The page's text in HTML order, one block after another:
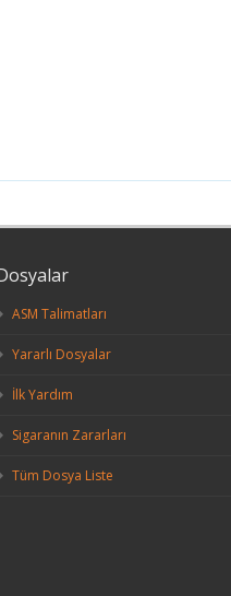
ASM Talimatları
Yararlı Dosyalar
İlk Yardım
Sigaranın Zararları
Tüm Dosya Liste